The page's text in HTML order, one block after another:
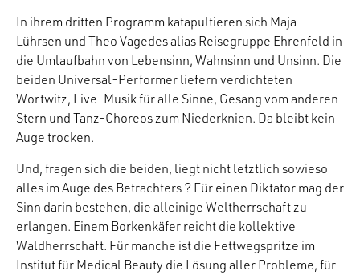
In ihrem dritten Programm katapultieren sich Maja
Lührsen und Theo Vagedes alias Reisegruppe Ehrenfeld in
die Umlaufbahn von Lebensinn, Wahnsinn und Unsinn. Die
beiden Universal-Performer liefern verdichteten
Wortwitz, Live-Musik für alle Sinne, Gesang vom anderen
Stern und Tanz-Choreos zum Niederknien. Da bleibt kein
Auge trocken.
Und, fragen sich die beiden, liegt nicht letztlich sowieso
alles im Auge des Betrachters ? Für einen Diktator mag der
Sinn darin bestehen, die alleinige Weltherrschaft zu
erlangen. Einem Borkenkäfer reicht die kollektive
Waldherrschaft. Für manche ist die Fettwegspritze im
Institut für Medical Beauty die Lösung aller Probleme, für